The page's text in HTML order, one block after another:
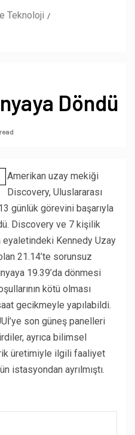
Teknoloji
Döndü
Amerikan uzay mekiği
Discovery, Uluslararası
günlük görevini başarıyla
Discovery ve 7 kişilik
eyaletindeki Kennedy Uzay
21.14’te sorunsuz
19.39’da dönmesi
kötü olması
gecikmeyle yapılabildi.
son güneş panelleri
ayrıca bilimsel
üretimiyle ilgili faaliyet
istasyondan ayrılmıştı.